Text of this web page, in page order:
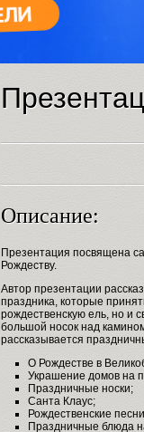
Описание:
Презентация посвящена
Рождеству.
Автор презентации
праздника, которые
рождественскую ель, но и
большой носок над
рассказывается
О Рождестве в
Украшение домов на
Праздничные носки;
Санта Клаус;
Рождественские
Праздничные блюда